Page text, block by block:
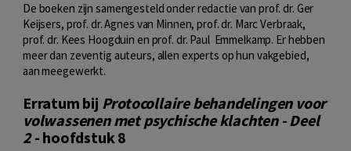
De boeken zijn samengesteld onder redactie van prof. dr. Ger
Keijsers, prof. dr. Agnes van Minnen, prof. dr. Marc Verbraak,
prof. dr. Kees Hoogduin en prof. dr. Paul Emmelkamp. Er hebben
meer dan zeventig auteurs, allen experts op hun vakgebied,
aan meegewerkt.
Erratum bij Protocollaire behandelingen voor
volwassenen met psychische klachten - Deel
2- hoofdstuk 8